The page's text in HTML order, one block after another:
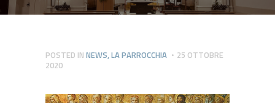
LE ATTIVITÀ
PIERABECH
FOTO E VIDEO
CONTATTI
POSTED IN NEWS,LA PARROCCHIA
25 OTTOBRE
2020